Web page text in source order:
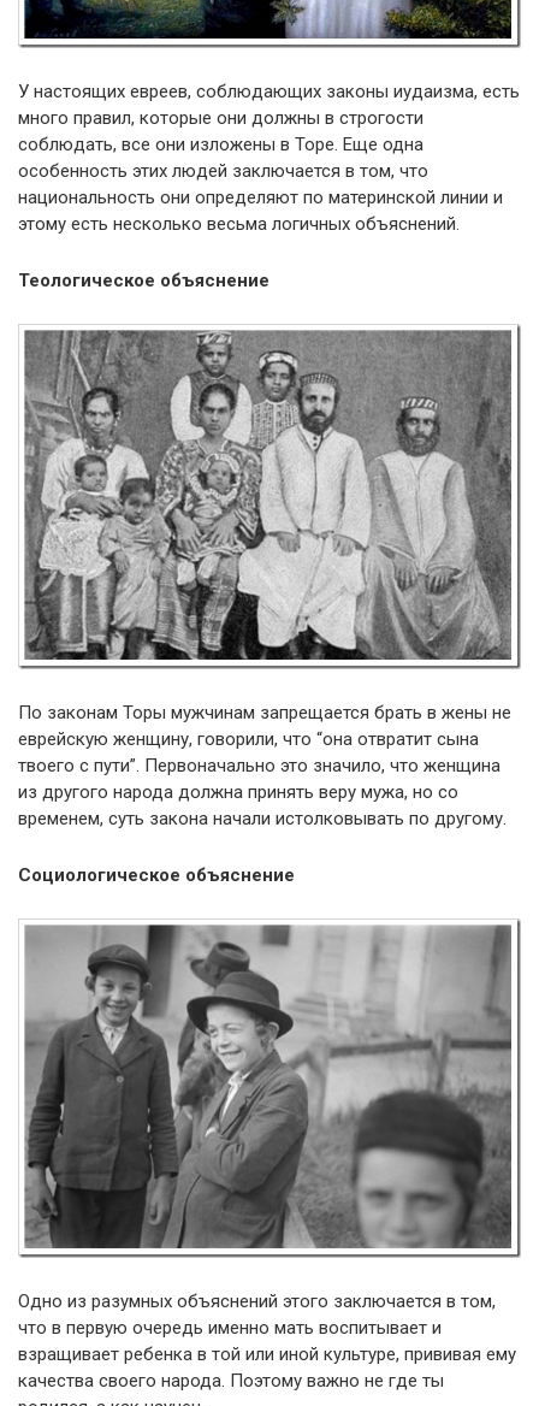
У настоящих евреев, соблюдающих законы иудаизма, есть
много правил, которые они должны в строгости
соблюдать, все они изложены в Торе. Еще одна
особенность этих людей заключается в том, что
национальность они определяют по материнской линии и
этому есть несколько весьма логичных объяснений.
Теологическое объяснение
По законам Торы мужчинам запрещается брать в жены не
еврейскую женщину, говорили, что “она отвратит сына
твоего с пути”. Первоначально это значило, что женщина
из другого народа должна принять веру мужа, но со
временем, суть закона начали истолковывать по другому.
Социологическое объяснение
Одно из разумных объяснений этого заключается в том,
что в первую очередь именно мать воспитывает и
взращивает ребенка в той или иной культуре, прививая ему
качества своего народа. Поэтому важно не где ты